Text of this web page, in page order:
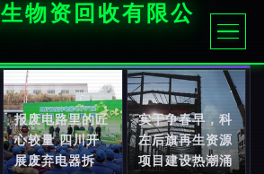
物资回收有限公
报废电路里的匠
心较量 四川开
展废弃电器拆
实干争春早，科
左后旗再生资源
项目建设热潮涌